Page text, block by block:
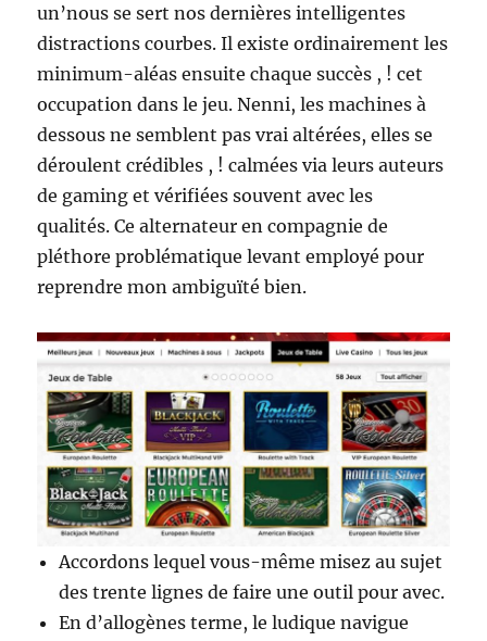
un’nous se sert nos dernières intelligentes
distractions courbes.Il existe ordinairement les
minimum-aléas ensuite chaque succès , ! cet
occupation dans le jeu. Nenni, les machines à
dessous ne semblent pas vrai altérées, elles se
déroulent crédibles , ! calmées via leurs auteurs
de gaming et vérifiées souvent avec les
qualités. Ce alternateur en compagnie de
pléthore problématique levant employé pour
reprendre mon ambiguïté bien.
Accordons lequel vous-même misez au sujet
des trente lignes de faire une outil pour avec.
En d’allogènes terme, le ludique navigue